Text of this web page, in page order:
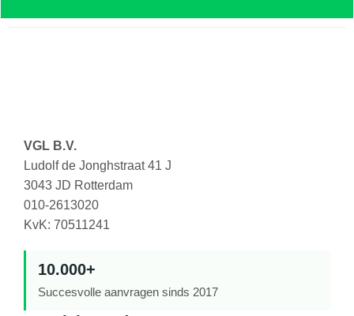
VGL B.V.
Ludolf de Jonghstraat 41 J
3043 JD Rotterdam
010-2613020
KvK: 70511241
10.000+
Succesvolle aanvragen sinds 2017